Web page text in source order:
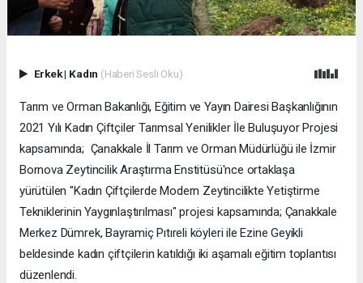
Erkek| Kadın (Haberi Sesli Oku)
Tarım ve Orman Bakanlığı, Eğitim ve Yayın Dairesi Başkanlığının
2021 Yılı Kadın Çiftçiler Tarımsal Yenilikler İle Buluşuyor Projesi
kapsamında; Çanakkale İl Tarım ve Orman Müdürlüğü ile İzmir
Bornova Zeytincilik Araştırma Enstitüsü'nce ortaklaşa
yürütülen "Kadın Çiftçilerde Modern Zeytincilikte Yetiştirme
Tekniklerinin Yaygınlaştırılması" projesi kapsamında; Çanakkale
Merkez Dümrek, Bayramiç Pıtıreli köyleri ile Ezine Geyikli
beldesinde kadın çiftçilerin katıldığı iki aşamalı eğitim toplantısı
düzenlendi.